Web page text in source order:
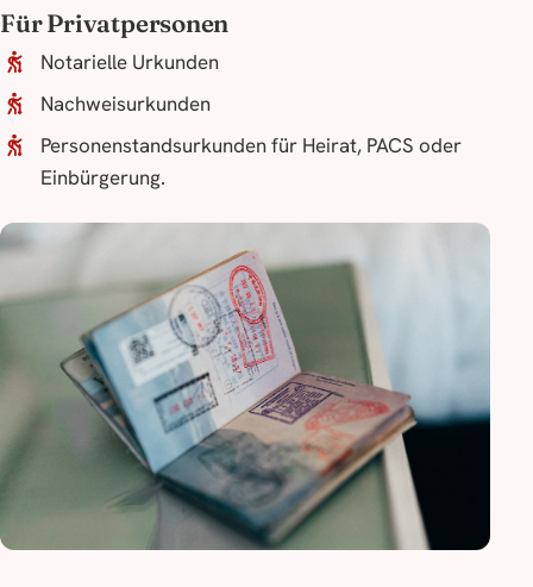
Für Privatpersonen
Notarielle Urkunden
Nachweisurkunden
Personenstandsurkunden für Heirat, PACS oder
Einbürgerung.